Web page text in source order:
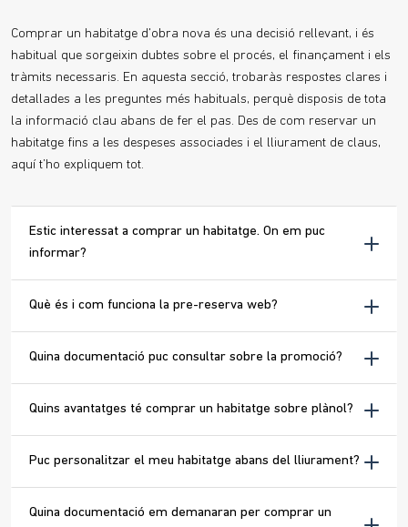
Comprar un habitatge d'obra nova és una decisió rellevant, i és
habitual que sorgeixin dubtes sobre el procés, el finançament i els
tràmits necessaris. En aquesta secció, trobaràs respostes clares i
detallades a les preguntes més habituals, perquè disposis de tota
la informació clau abans de fer el pas. Des de com reservar un
habitatge fins a les despeses associades i el lliurament de claus,
aquí t’ho expliquem tot.
Estic interessat a comprar un habitatge. On em puc
informar?
Què és i com funciona la pre-reserva web?
Quina documentació puc consultar sobre la promoció?
Quins avantatges té comprar un habitatge sobre plànol?
Puc personalitzar el meu habitatge abans del lliurament?
Quina documentació em demanaran per comprar un